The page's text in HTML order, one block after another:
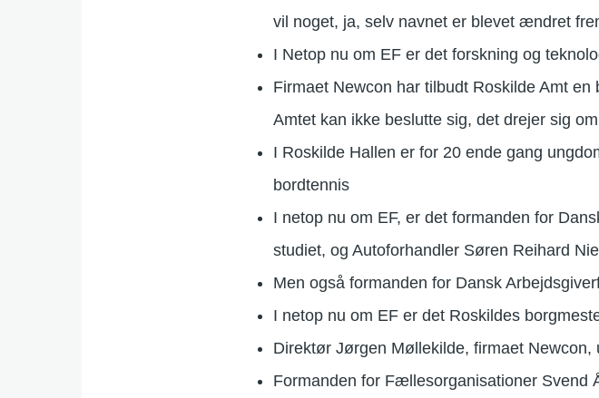
vil noget, ja, selv navnet er blevet ændret
I Netop nu om EF er det forskning og
Firmaet Newcon har tilbudt Roskilde Amt
Amtet kan ikke beslutte sig, det drejer sig
I Roskilde Hallen er for 20 ende gang
bordtennis
I netop nu om EF, er det formanden for
studiet, og Autoforhandler Søren Reihard
Men også formanden for Dansk
I netop nu om EF er det Roskildes
Direktør Jørgen Møllekilde, firmaet
Formanden for Fællesorganisationer Svend